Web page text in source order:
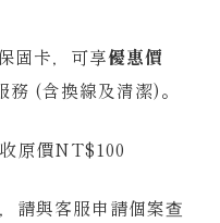
固卡，可享優惠價
(含換線及清潔)。
原價NT$100
，請與客服申請個案查